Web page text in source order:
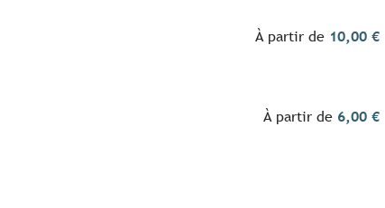
À partir de 10,00 €
À partir de 6,00 €